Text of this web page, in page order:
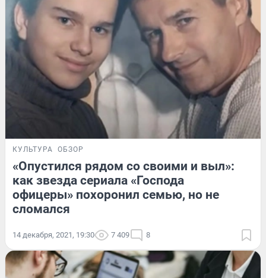
КУЛЬТУРА ОБЗОР
«Опустился рядом со своими и выл»:
как звезда сериала «Господа
офицеры» похоронил семью, но не
сломался
14 декабря, 2021, 19:30 7 409 8